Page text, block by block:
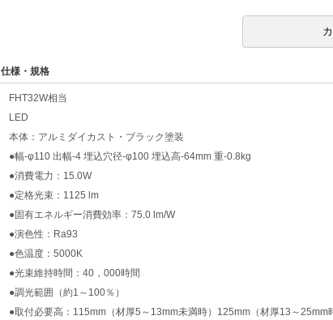
仕様・規格
FHT32W相当
LED
本体：アルミダイカスト・ブラック塗装
●幅-φ110 出幅-4 埋込穴径-φ100 埋込高-64mm 重-0.8kg
●消費電力：15.0W
●定格光束：1125 lm
●固有エネルギー消費効率：75.0 lm/W
●演色性：Ra93
●色温度：5000K
●光束維持時間：40，000時間
●調光範囲（約1～100％）
●取付必要高：115mm（材厚5～13mm未満時）125mm（材厚13～25mm